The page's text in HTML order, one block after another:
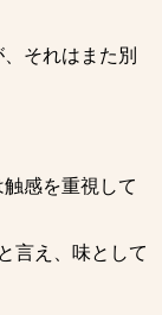
それはまた別
感を重視して
言え、味として